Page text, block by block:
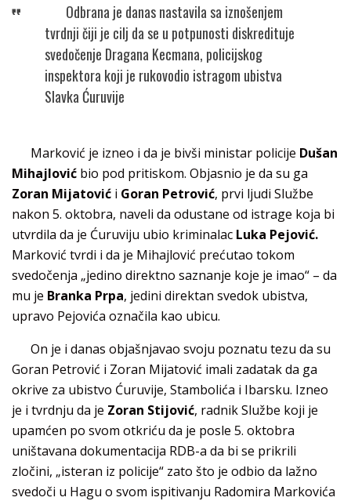
Odbrana je danas nastavila sa iznošenjem
tvrdnji čiji je cilj da se u potpunosti diskredituje
svedočenje Dragana Kecmana, policijskog
inspektora koji je rukovodio istragom ubistva
Slavka Ćuruvije
Marković je izneo i da je bivši ministar policije Dušan
Mihajlović bio pod pritiskom. Objasnio je da su ga
Zoran Mijatović i Goran Petrović, prvi ljudi Službe
nakon 5. oktobra, naveli da odustane od istrage koja bi
utvrdila da je Ćuruviju ubio kriminalac Luka Pejović.
Marković tvrdi i da je Mihajlović prećutao tokom
svedočenja „jedino direktno saznanje koje je imao“ – da
mu je Branka Prpa, jedini direktan svedok ubistva,
upravo Pejovića označila kao ubicu.
On je i danas objašnjavao svoju poznatu tezu da su
Goran Petrović i Zoran Mijatović imali zadatak da ga
okrive za ubistvo Ćuruvije, Stambolića i Ibarsku. Izneo
je i tvrdnju da je Zoran Stijović, radnik Službe koji je
upamćen po svom otkriću da je posle 5. oktobra
uništavana dokumentacija RDB-a da bi se prikrili
zločini, „isteran iz policije“ zato što je odbio da lažno
svedoči u Hagu o svom ispitivanju Radomira Markovića